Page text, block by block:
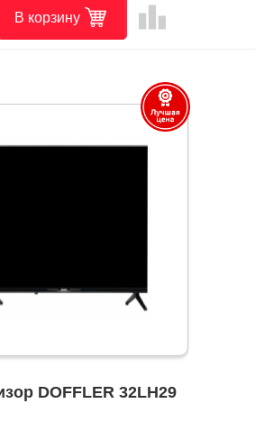
В корзину leaderboard
DOFFLER 32LH29